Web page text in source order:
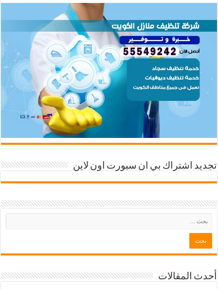
تجديد اشتراك بي ان سبورت اون لاين
أحدث المقالات